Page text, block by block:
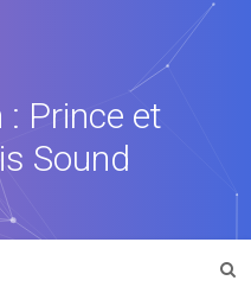
Prince et
Sound